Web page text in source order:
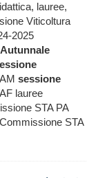
lauree,
Viticoltura
2025
Autunnale
sessione
lauree
STA PA
STA